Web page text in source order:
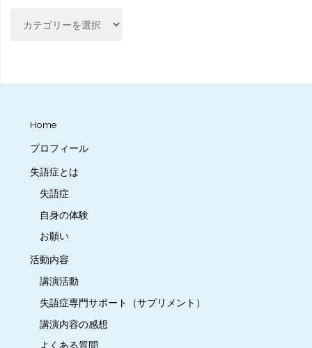
ー
Home
プロフィール
失語症とは
失語症
自身の体験
お願い
活動内容
講演活動
失語症専門サポート（サプリメント）
講演内容の感想
よくある質問